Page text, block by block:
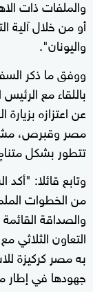
والملفات ذات
أو من خلال آلية
واليونان".
ووفق ما ذكر
باللقاء مع
عن اعتزازه
مصر وقبرص،
تتطور بشكل
وتابع قائلا:
من الخطوات
والصداقة
التعاون الثلاثي
به مصر كركيزة
جهودها في إطار